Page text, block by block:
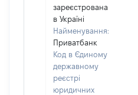
зареєстрована
в Україні
Найменування:
Приватбанк
Код в Єдиному
державному
реєстрі
юридичних